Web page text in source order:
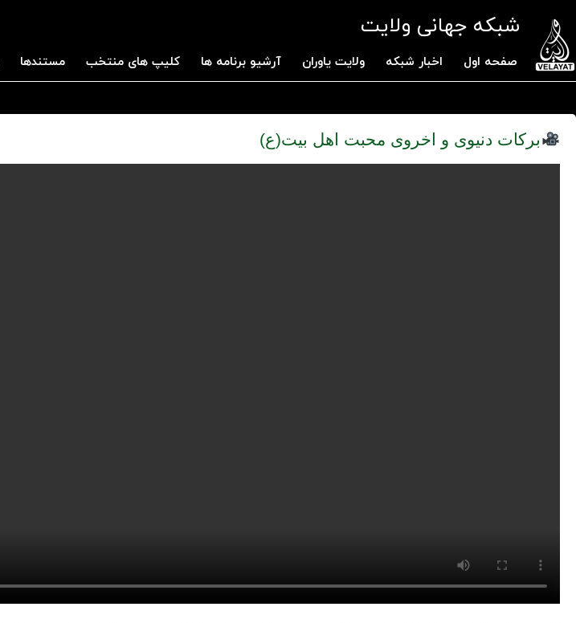
شبکه جهانی ولایت
صفحه اول اخبار شبکه ولایت یاوران آرشیو برنامه ها کلیپ های منتخب مستندها
برکات دنیوی و اخروی محبت اهل بیت(ع)